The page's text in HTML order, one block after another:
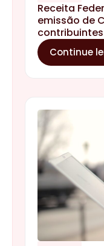
Receita
emissão de
contribuintes
Continue